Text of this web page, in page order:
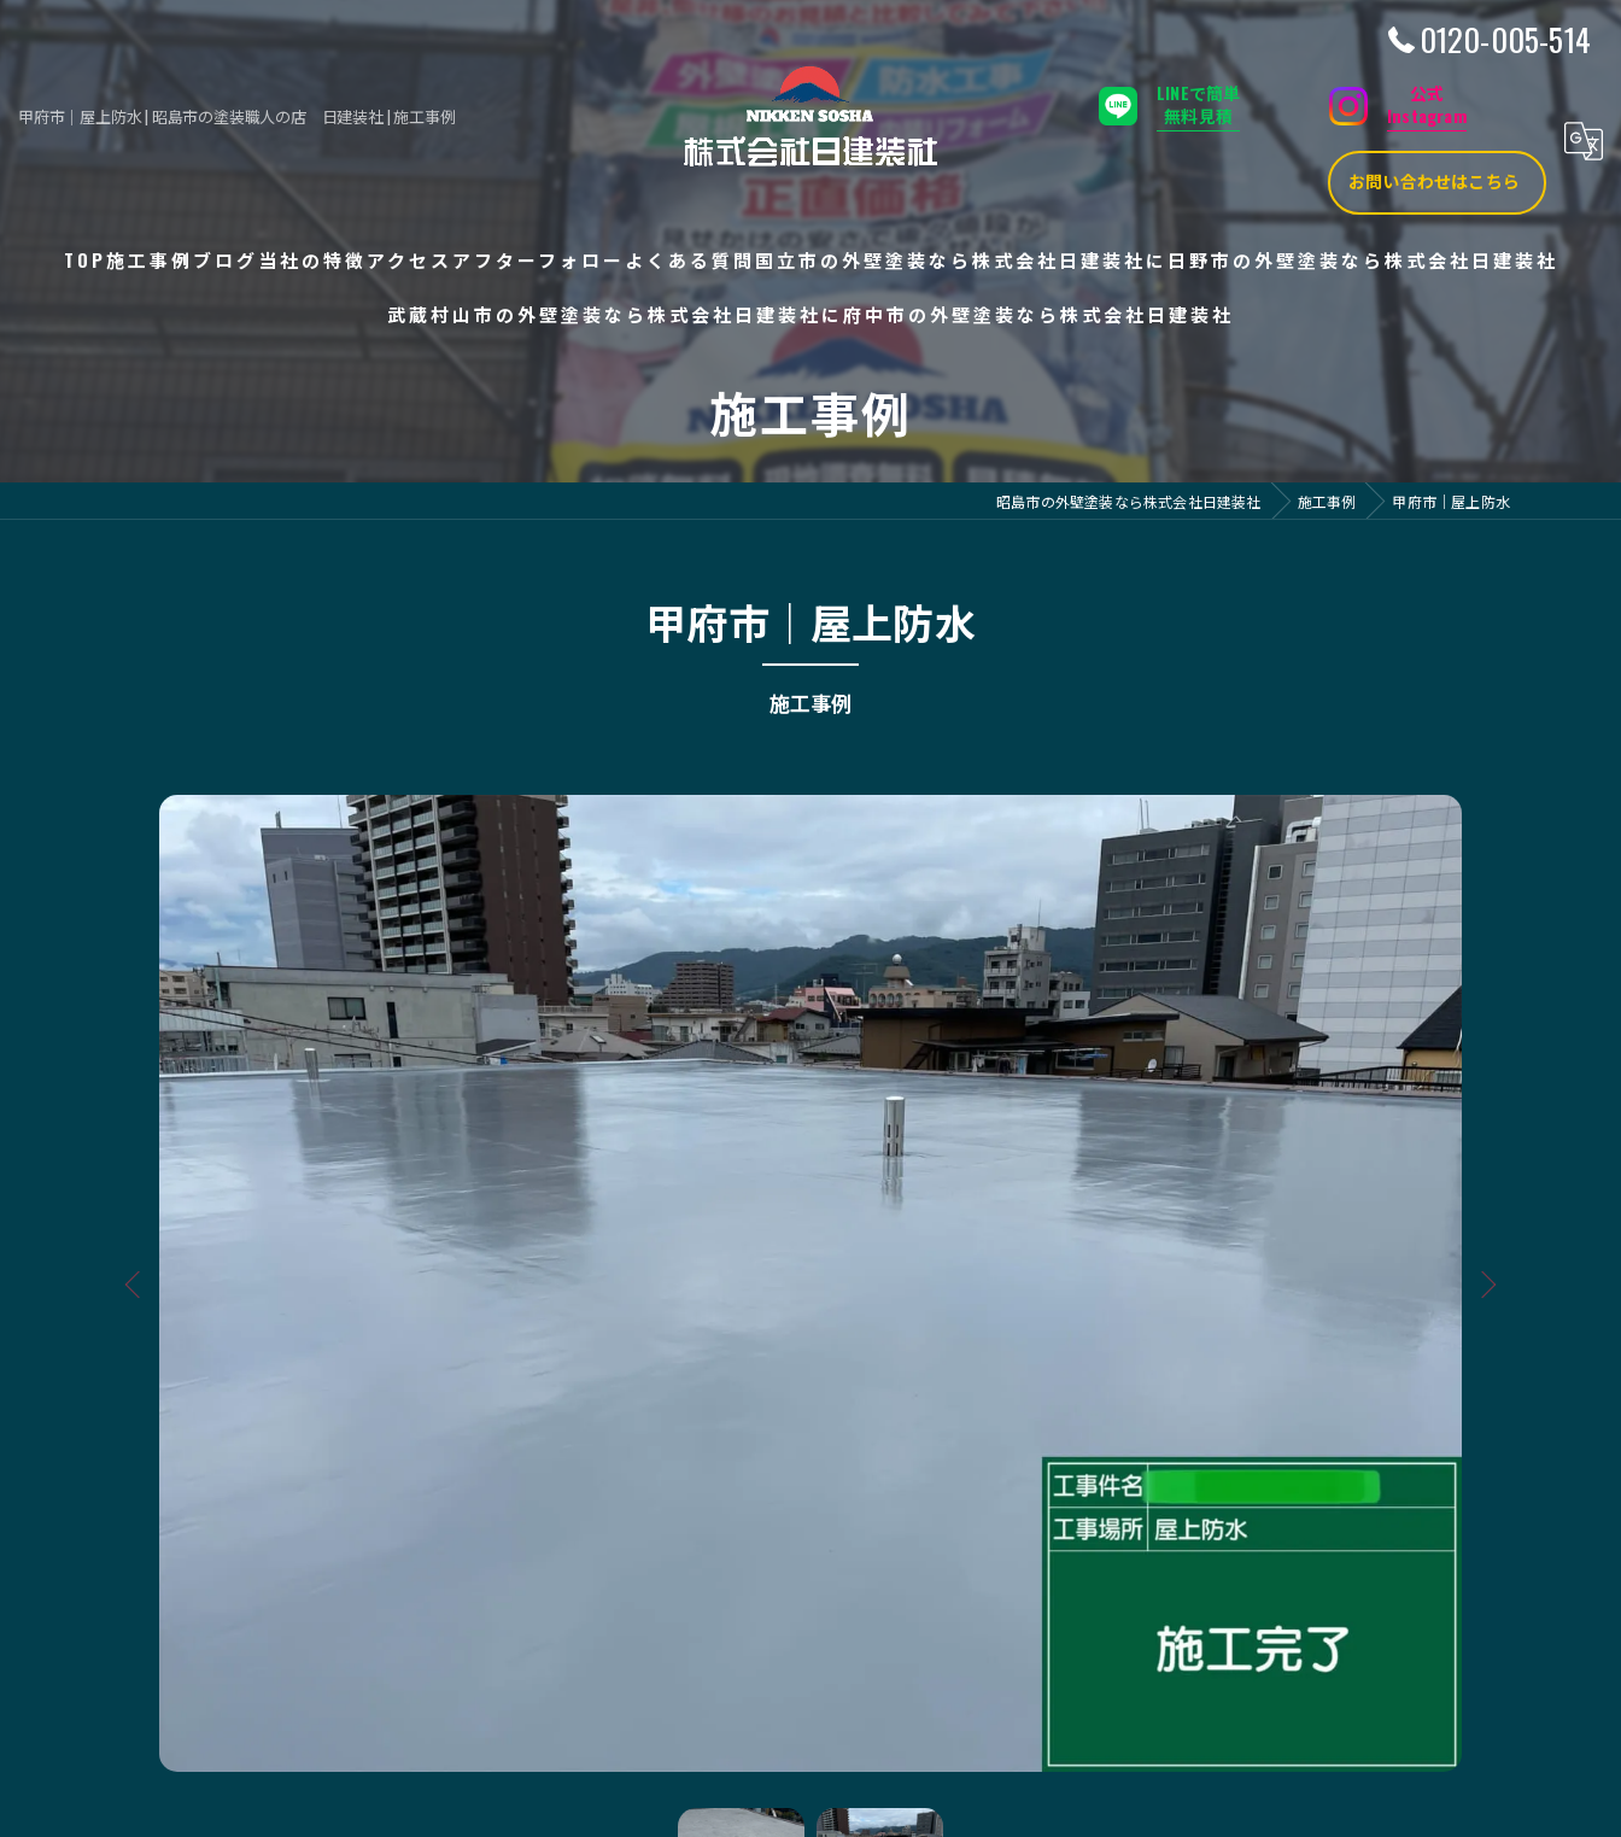
甲府市｜屋上防水 | 昭島市の塗装職人の店 日建装社 | 施工事例
0120-005-514
LINEで簡単
無料見積
公式
Instagram
お問い合わせはこちら
TOP施工事例 ブログ 当社の特徴 アクセス アフターフォロー よくある質問国立市の外壁塗装なら株式会社日建装社に 日野市の外壁塗装なら株式会社日建装社
武蔵村山市の外壁塗装なら株式会社日建装社に府中市の外壁塗装なら株式会社日建装社
施工事例
昭島市の外壁塗装なら株式会社日建装社 施工事例 甲府市｜屋上防水
施工事例
甲府市｜屋上防水